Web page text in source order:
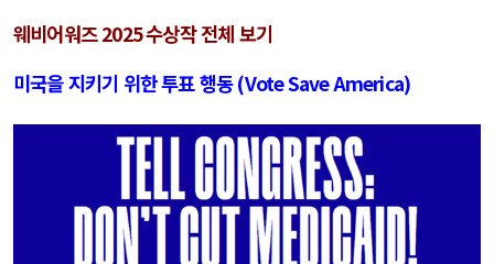
웨비어워즈2025수상작 전체 보기
미국을 지키기 위한 투표 행동(Vote Save America)